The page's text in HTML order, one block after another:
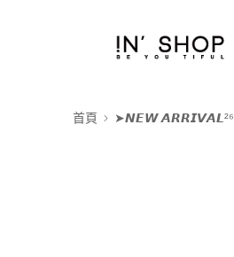
首頁 ➤𝙉𝙀𝙒 𝘼𝙍𝙍𝙄𝙑𝘼𝙇²⁶